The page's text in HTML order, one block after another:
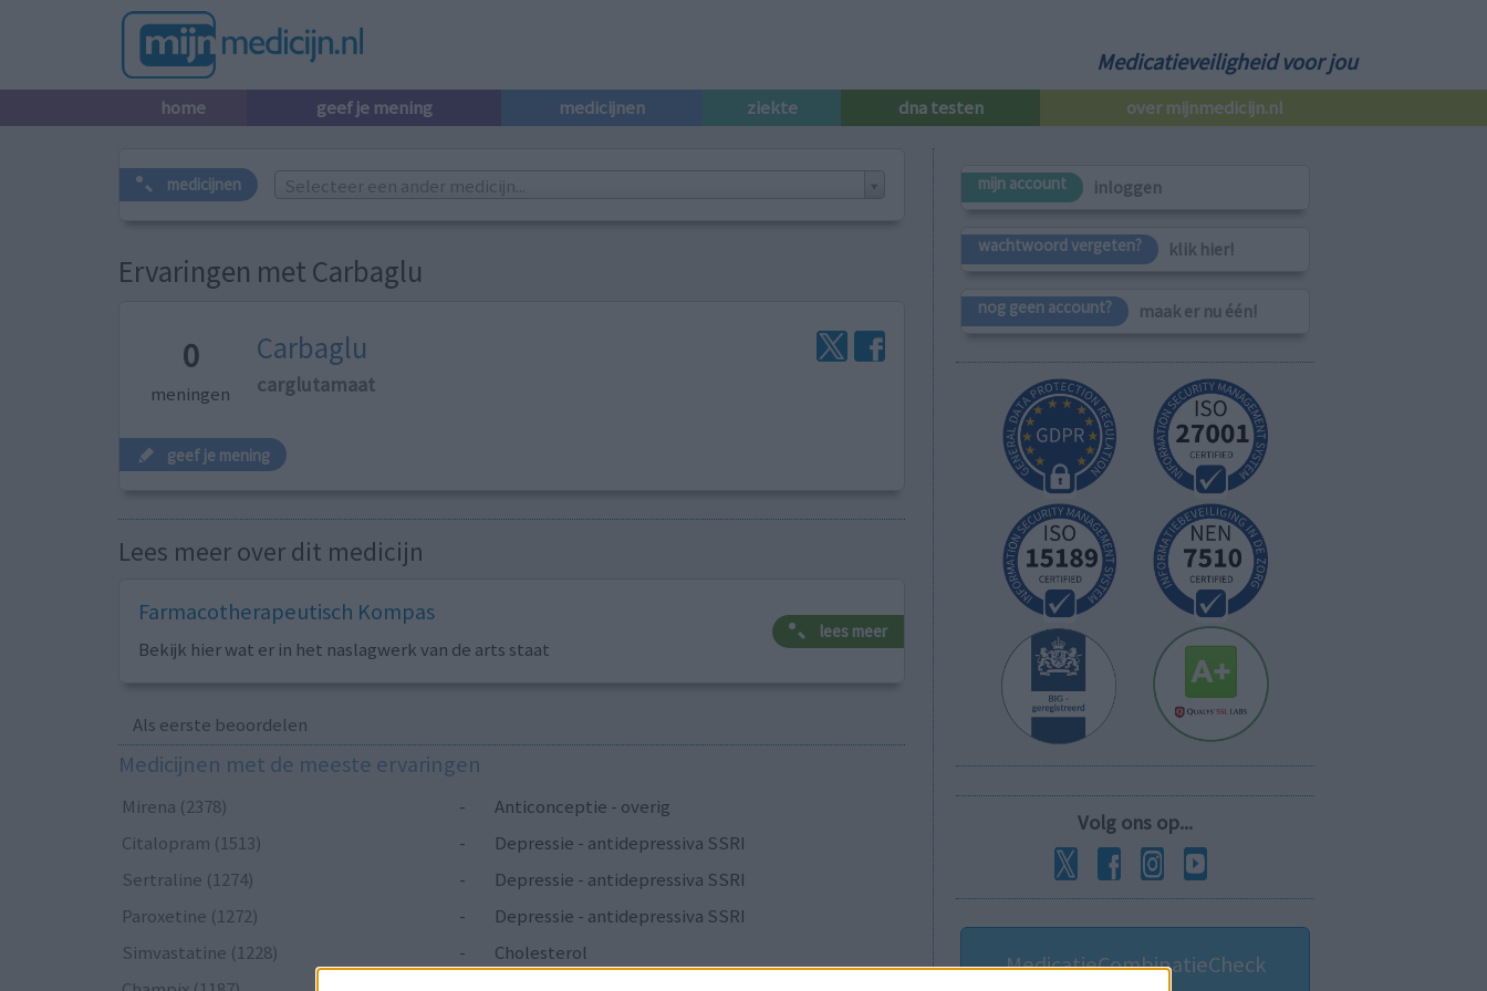
Medicatieveiligheid voor jou
home geef je mening medicijnen ziekte dna testen over mijnmedicijn.nl
medicijnen Selecteer een ander medicijn...
Ervaringen met Carbaglu
0
meningen
Carbaglu
carglutamaat
geef je mening
Lees meer over dit medicijn
Farmacotherapeutisch Kompas
Bekijk hier wat er in het naslagwerk van de arts staat
lees meer
Als eerste beoordelen
Medicijnen met de meeste ervaringen
Mirena (2378) -
Anticonceptie - overig
Citalopram (1513)
-
Depressie - antidepressiva SSRI
Sertraline (1274)
-
Depressie - antidepressiva SSRI
Paroxetine (1272)
-
Depressie - antidepressiva SSRI
Simvastatine (1228)
-
Cholesterol
mijn account inloggen
wachtwoord vergeten? klik hier!
nog geen account? maak er nu één!
Volg ons op...
MedicatieCombinatieCheck